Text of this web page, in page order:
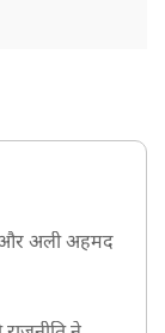
और अली अहमद